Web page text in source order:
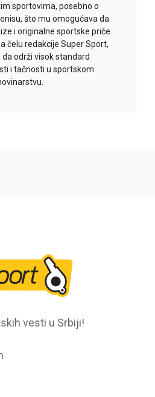
sportovima, posebno o
što mu omogućava da
i originalne sportske priče.
čelu redakcije Super Sport,
da održi visok standard
i tačnosti u sportskom
vesti u Srbiji!